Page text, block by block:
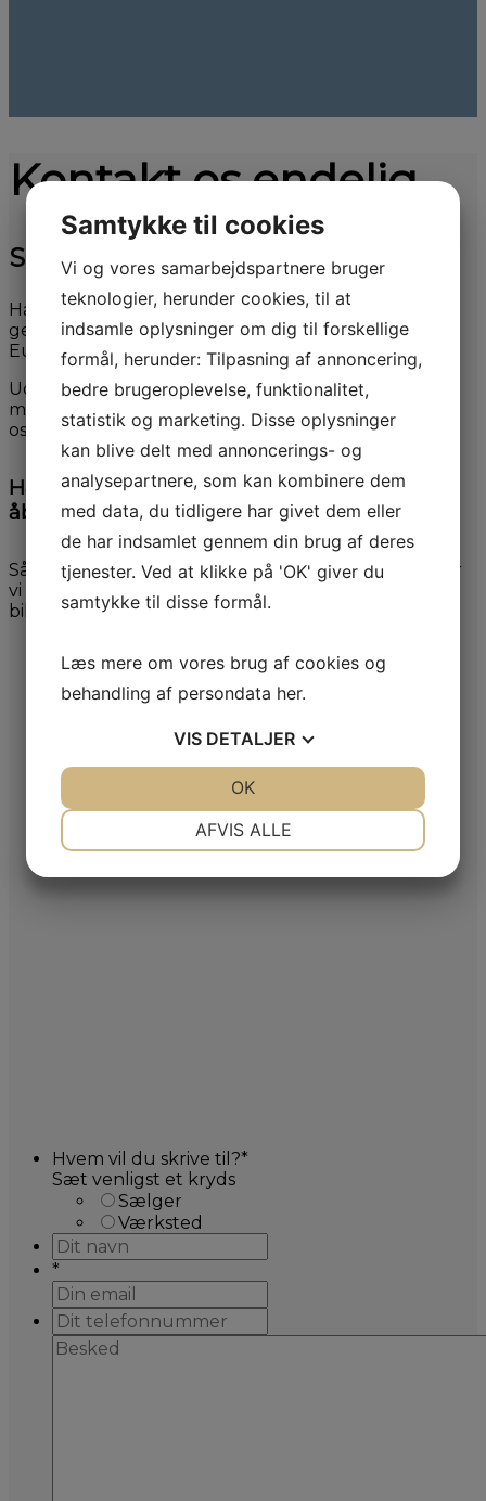
Kontakt os endelig
Skriv til os
Har vi ikke den bil du søger på lager? så finder vi
gerne den til dig. Vi har opbygget et godt netværk i
Europa igennem vores 30 år.
Udfyld formularen til højre, og vi vender hurtigst
muligt tilbage. Du er også velkommen til at ringe til
os på tlf. +45 7443 2800.
Har du ikke mulighed for at komme i
åbningstiden?
Så kontakt os endelig på mail eller ring til os, så laver
vi sammen en aftale. Vi kan også komme til dig med
bilen.
Hvem vil du skrive til?*
Sæt venligst et kryds
Sælger
Værksted
*
Samtykke til cookies
Vi og vores samarbejdspartnere bruger
teknologier, herunder cookies, til at
indsamle oplysninger om dig til forskellige
formål, herunder: Tilpasning af annoncering,
bedre brugeroplevelse, funktionalitet,
statistik og marketing. Disse oplysninger
kan blive delt med annoncerings- og
analysepartnere, som kan kombinere dem
med data, du tidligere har givet dem eller
de har indsamlet gennem din brug af deres
tjenester. Ved at klikke på 'OK' giver du
samtykke til disse formål.
Læs mere om vores brug af cookies og
behandling af persondata her.
VIS DETALJER
AFVIS ALLE
OK